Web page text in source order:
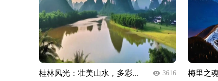
3616
桂林风光：壮美山水，多彩... 梅里之